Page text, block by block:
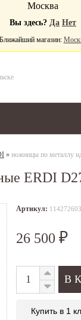
Москва
Вы здесь? Да Нет
Ближайший магазин:
» ножницы по металлу
ERDI
Артикул: 114272603
26 500 ₽
Купить в 1